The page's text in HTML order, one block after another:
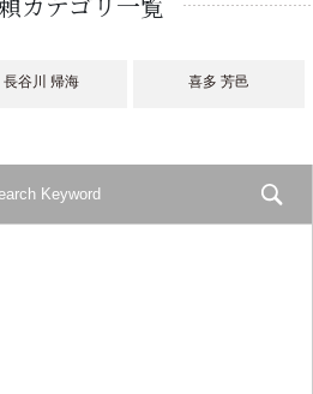
長谷川 帰海 喜多 芳邑